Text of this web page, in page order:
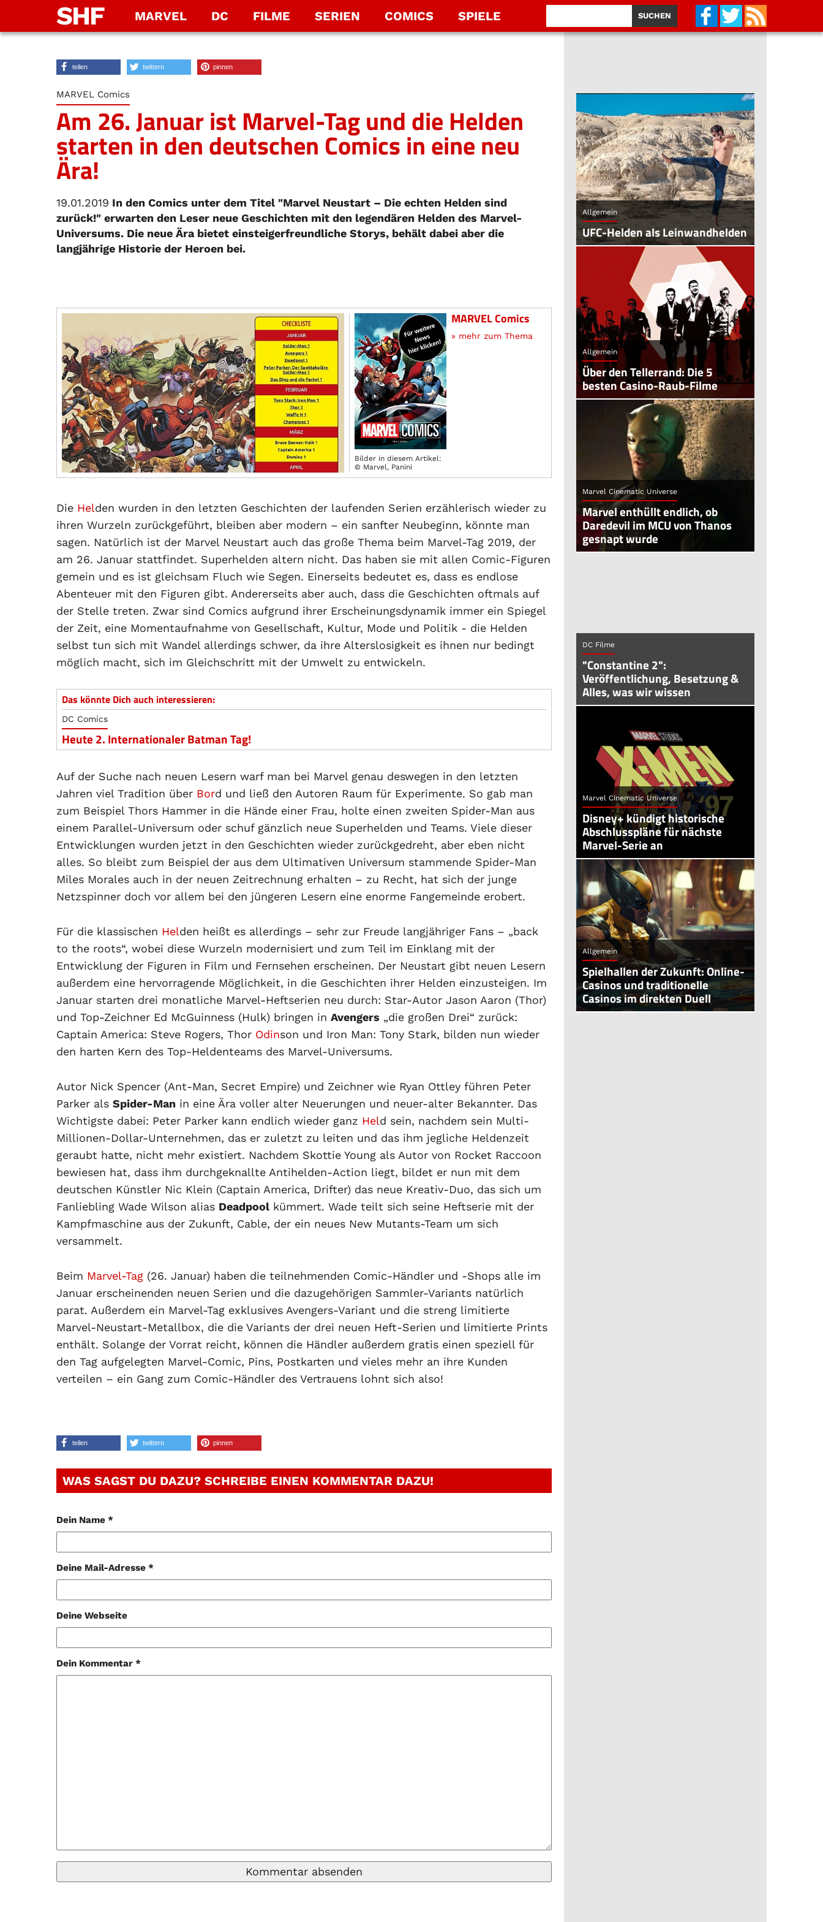
SHF MARVEL DC FILME SERIEN COMICS SPIELE
teilen twittern pinnen
MARVEL Comics
Am 26. Januar ist Marvel-Tag und die Helden
starten in den deutschen Comics in eine neu
Ära!
19.01.2019 In den Comics unter dem Titel "Marvel Neustart – Die echten Helden sind
zurück!" erwarten den Leser neue Geschichten mit den legendären Helden des Marvel-
Universums. Die neue Ära bietet einsteigerfreundliche Storys, behält dabei aber die
langjährige Historie der Heroen bei.
Bilder in diesem Artikel:
© Marvel, Panini
MARVEL Comics
» mehr zum Thema
Die Helden wurden in den letzten Geschichten der laufenden Serien erzählerisch wieder zu
ihren Wurzeln zurückgeführt, bleiben aber modern – ein sanfter Neubeginn, könnte man
sagen. Natürlich ist der Marvel Neustart auch das große Thema beim Marvel-Tag 2019, der
am 26. Januar stattfindet. Superhelden altern nicht. Das haben sie mit allen Comic-Figuren
gemein und es ist gleichsam Fluch wie Segen. Einerseits bedeutet es, dass es endlose
Abenteuer mit den Figuren gibt. Andererseits aber auch, dass die Geschichten oftmals auf
der Stelle treten. Zwar sind Comics aufgrund ihrer Erscheinungsdynamik immer ein Spiegel
der Zeit, eine Momentaufnahme von Gesellschaft, Kultur, Mode und Politik - die Helden
selbst tun sich mit Wandel allerdings schwer, da ihre Alterslosigkeit es ihnen nur bedingt
möglich macht, sich im Gleichschritt mit der Umwelt zu entwickeln.
Das könnte Dich auch interessieren:
DC Comics
Heute 2. Internationaler Batman Tag!
Auf der Suche nach neuen Lesern warf man bei Marvel genau deswegen in den letzten
Jahren viel Tradition über Bord und ließ den Autoren Raum für Experimente. So gab man
zum Beispiel Thors Hammer in die Hände einer Frau, holte einen zweiten Spider-Man aus
einem Parallel-Universum oder schuf gänzlich neue Superhelden und Teams. Viele dieser
Entwicklungen wurden jetzt in den Geschichten wieder zurückgedreht, aber eben nicht
alles. So bleibt zum Beispiel der aus dem Ultimativen Universum stammende Spider-Man
Miles Morales auch in der neuen Zeitrechnung erhalten – zu Recht, hat sich der junge
Netzspinner doch vor allem bei den jüngeren Lesern eine enorme Fangemeinde erobert.
Für die klassischen Helden heißt es allerdings – sehr zur Freude langjähriger Fans – „back
to the roots“, wobei diese Wurzeln modernisiert und zum Teil im Einklang mit der
Entwicklung der Figuren in Film und Fernsehen erscheinen. Der Neustart gibt neuen Lesern
außerdem eine hervorragende Möglichkeit, in die Geschichten ihrer Helden einzusteigen. Im
Januar starten drei monatliche Marvel-Heftserien neu durch: Star-Autor Jason Aaron (Thor)
und Top-Zeichner Ed McGuinness (Hulk) bringen in Avengers „die großen Drei“ zurück:
Captain America: Steve Rogers, Thor Odinson und Iron Man: Tony Stark, bilden nun wieder
den harten Kern des Top-Heldenteams des Marvel-Universums.
Autor Nick Spencer (Ant-Man, Secret Empire) und Zeichner wie Ryan Ottley führen Peter
Parker als Spider-Man in eine Ära voller alter Neuerungen und neuer-alter Bekannter. Das
Wichtigste dabei: Peter Parker kann endlich wieder ganz Held sein, nachdem sein Multi-
Millionen-Dollar-Unternehmen, das er zuletzt zu leiten und das ihm jegliche Heldenzeit
geraubt hatte, nicht mehr existiert. Nachdem Skottie Young als Autor von Rocket Raccoon
bewiesen hat, dass ihm durchgeknallte Antihelden-Action liegt, bildet er nun mit dem
deutschen Künstler Nic Klein (Captain America, Drifter) das neue Kreativ-Duo, das sich um
Fanliebling Wade Wilson alias Deadpool kümmert. Wade teilt sich seine Heftserie mit der
Kampfmaschine aus der Zukunft, Cable, der ein neues New Mutants-Team um sich
versammelt.
Beim Marvel-Tag (26. Januar) haben die teilnehmenden Comic-Händler und -Shops alle im
Januar erscheinenden neuen Serien und die dazugehörigen Sammler-Variants natürlich
parat. Außerdem ein Marvel-Tag exklusives Avengers-Variant und die streng limitierte
Marvel-Neustart-Metallbox, die die Variants der drei neuen Heft-Serien und limitierte Prints
enthält. Solange der Vorrat reicht, können die Händler außerdem gratis einen speziell für
den Tag aufgelegten Marvel-Comic, Pins, Postkarten und vieles mehr an ihre Kunden
verteilen – ein Gang zum Comic-Händler des Vertrauens lohnt sich also!
teilen twittern pinnen
WAS SAGST DU DAZU? SCHREIBE EINEN KOMMENTAR DAZU!
Dein Name *
Deine Mail-Adresse *
Deine Webseite
Dein Kommentar *
Allgemein
UFC-Helden als Leinwandhelden
Allgemein
Über den Tellerrand: Die 5
besten Casino-Raub-Filme
Marvel Cinematic Universe
Marvel enthüllt endlich, ob
Daredevil im MCU von Thanos
gesnapt wurde
DC Filme
"Constantine 2":
Veröffentlichung, Besetzung &
Alles, was wir wissen
Marvel Cinematic Universe
Disney+ kündigt historische
Abschlusspläne für nächste
Marvel-Serie an
Allgemein
Spielhallen der Zukunft: Online-
Casinos und traditionelle
Casinos im direkten Duell